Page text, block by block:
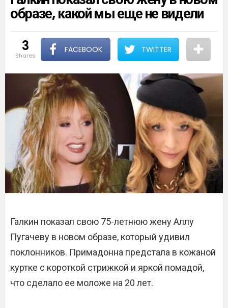
образе, какой мы еще не видели
3
shares
FACEBOOK TWITTER
Галкин показал свою 75-летнюю жену Аллу
Пугачеву в новом образе, который удивил
поклонников. Примадонна предстала в кожаной
куртке с короткой стрижкой и яркой помадой,
что сделало ее моложе на 20 лет.